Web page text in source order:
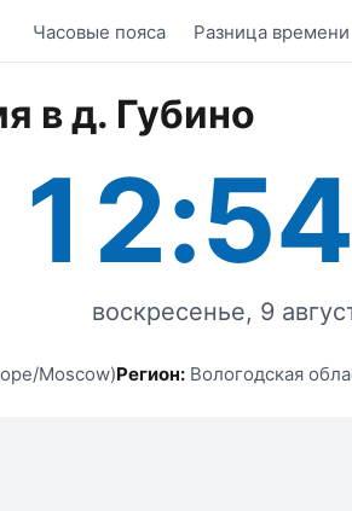
Часовые пояса Разница времени
в д. Губино
воскресенье, 9
Moscow)Регион: Вологодская